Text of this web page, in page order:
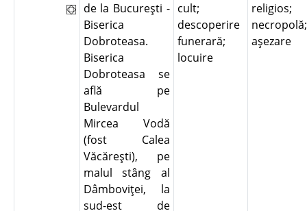
de la Bucureşti -
Biserica
Dobroteasa.
Biserica
Dobroteasa se
află pe
Bulevardul
Mircea Vodă
(fost Calea
Văcăreşti), pe
malul stâng al
Dâmboviţei, la
sud-est de
cult;
descoperire
funerară;
locuire
religios;
necropolă;
aşezare